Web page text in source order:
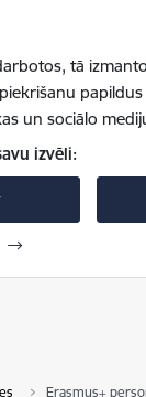
tā
un sociālo
izvēli:
Erasmus+